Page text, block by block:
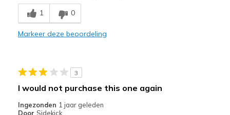
Beste toepassingen
Casual Wear
View On Shoes
Shoes are for Wearing
1 0
Markeer deze beoordeling
3
I would not purchase this one again
Ingezonden 1 jaar geleden
Door Sidekick